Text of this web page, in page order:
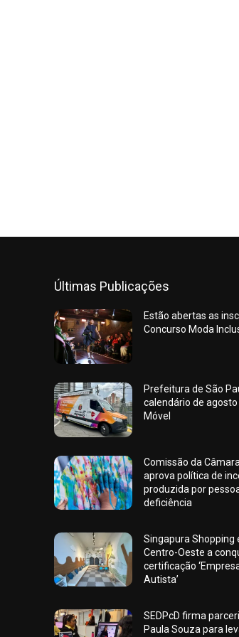
Últimas Publicações
Estão abertas as
Concurso Moda
Prefeitura de São
calendário de
Móvel
Comissão da
aprova política de
produzida por
deficiência
Singapura Shopping
Centro-Oeste a
certificação
Autista’
SEDPcD firma
Paula Souza para